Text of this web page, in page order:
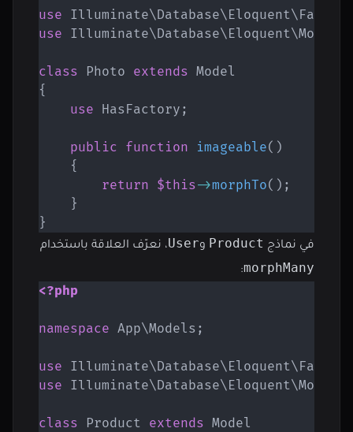
use Illuminate\Database\Eloquent\
use Illuminate\Database\Eloquent\Model
class Photo extends Model
{
use HasFactory ;
public function imageable( )
{
return $this->morphTo( ) ;
}
}
في نماذج Product وUser، نعرّف العلاقة باستخدام
morphMany
:
<?php
namespace App\Models ;
use Illuminate\Database\Eloquent\
use Illuminate\Database\Eloquent\Model
class Product extends Model